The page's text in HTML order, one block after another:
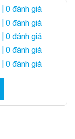
| 0 đánh giá
| 0 đánh giá
| 0 đánh giá
| 0 đánh giá
| 0 đánh giá